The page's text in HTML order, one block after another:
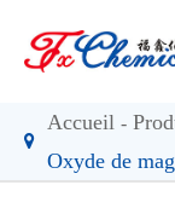
Accueil
Oxyde de